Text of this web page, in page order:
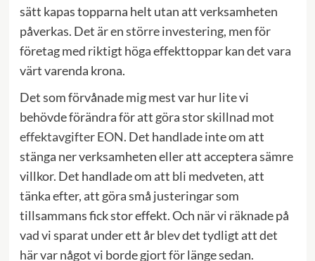
sätt kapas topparna helt utan att verksamheten
påverkas. Det är en större investering, men för
företag med riktigt höga effekttoppar kan det vara
värt varenda krona.
Det som förvånade mig mest var hur lite vi
behövde förändra för att göra stor skillnad mot
effektavgifter EON. Det handlade inte om att
stänga ner verksamheten eller att acceptera sämre
villkor. Det handlade om att bli medveten, att
tänka efter, att göra små justeringar som
tillsammans fick stor effekt. Och när vi räknade på
vad vi sparat under ett år blev det tydligt att det
här var något vi borde gjort för länge sedan.